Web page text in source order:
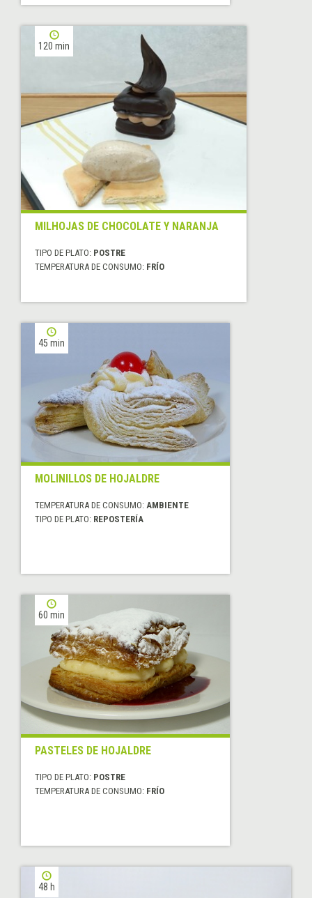
120 min
MILHOJAS DE CHOCOLATE Y NARANJA
TIPO DE PLATO: POSTRE
TEMPERATURA DE CONSUMO: FRÍO
45 min
MOLINILLOS DE HOJALDRE
TEMPERATURA DE CONSUMO: AMBIENTE
TIPO DE PLATO: REPOSTERÍA
60 min
PASTELES DE HOJALDRE
TIPO DE PLATO: POSTRE
TEMPERATURA DE CONSUMO: FRÍO
48 h